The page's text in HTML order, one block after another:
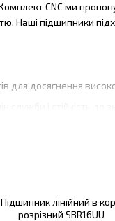
CNC ми
Наші підшипники
для досягнення
включаючи